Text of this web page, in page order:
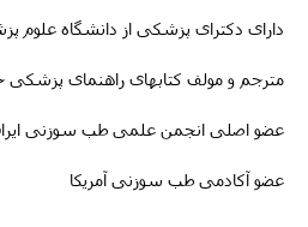
دارای دکترای پزشکی از دانشگاه علوم
مترجم و مولف کتابهای راهنمای پزشکی
عضو اصلی انجمن علمی طب سوزنی
عضو آکادمی طب سوزنی آمریکا